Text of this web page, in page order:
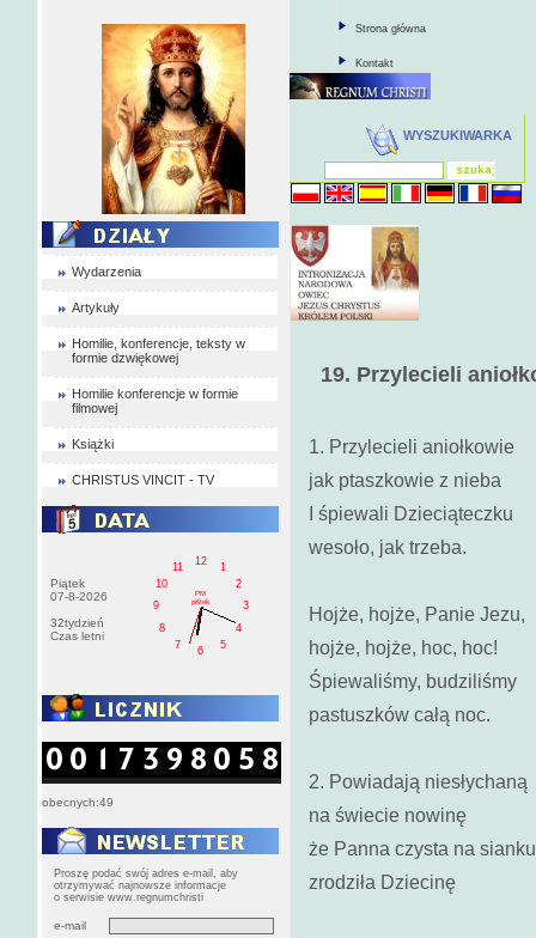
Wydarzenia
Artykuły
Homilie, konferencje, teksty w
formie dzwiękowej
Homilie konferencje w formie
filmowej
Książki
CHRISTUS VINCIT - TV
Piątek
07-8-2026
32tydzień
Czas letni
1
2
3
4
5
6
7
8
9
10
11
12
PM
pištek
obecnych:49
Proszę podać swój adres e-mail, aby
otrzymywać najnowsze informacje
o serwisie www.regnumchristi
e-mail
Strona główna
Kontakt
WYSZUKIWARKA
19. Przylecieli
1. Przylecieli aniołkowie
jak ptaszkowie z nieba
I śpiewali Dzieciąteczku
wesoło, jak trzeba.
Hojże, hojże, Panie Jezu,
hojże, hojże, hoc, hoc!
Śpiewaliśmy, budziliśmy
pastuszków całą noc.
2. Powiadają niesłychaną
na świecie nowinę
że Panna czysta na sianku
zrodziła Dziecinę